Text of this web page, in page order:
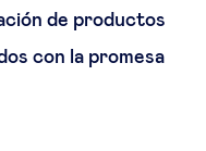
de productos
con la promesa